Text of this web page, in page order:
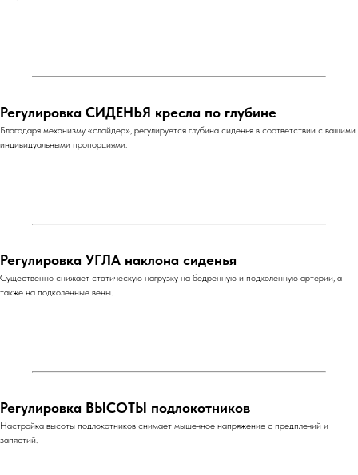
Регулировка СИДЕНЬЯ кресла по глубине
Благодаря механизму «слайдер», регулируется глубина сиденья в соответствии с вашими
индивидуальными пропорциями.
Регулировка УГЛА наклона сиденья
Существенно снижает статическую нагрузку на бедренную и подколенную артерии, а
также на подколенные вены.
Регулировка ВЫСОТЫ подлокотников
Настройка высоты подлокотников снимает мышечное напряжение с предплечий и
запястий.